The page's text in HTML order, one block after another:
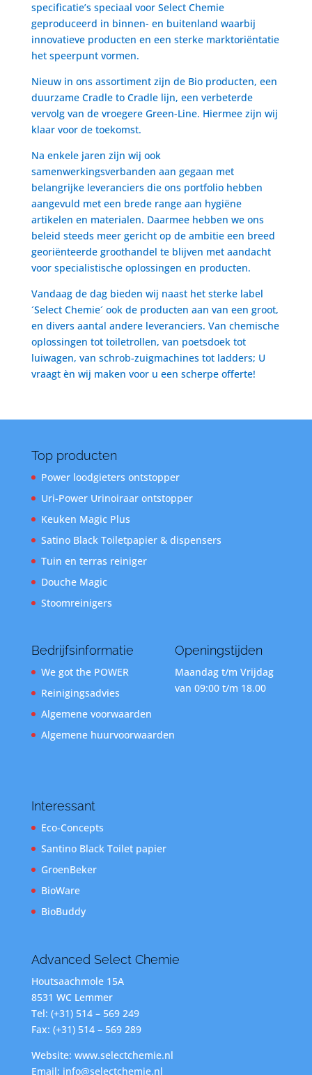
specificatie’s speciaal voor Select Chemie
geproduceerd in binnen- en buitenland waarbij
innovatieve producten en een sterke marktoriëntatie
het speerpunt vormen.
Nieuw in ons assortiment zijn de Bio producten, een
duurzame Cradle to Cradle lijn, een verbeterde
vervolg van de vroegere Green-Line. Hiermee zijn wij
klaar voor de toekomst.
Na enkele jaren zijn wij ook
samenwerkingsverbanden aan gegaan met
belangrijke leveranciers die ons portfolio hebben
aangevuld met een brede range aan hygiëne
artikelen en materialen. Daarmee hebben we ons
beleid steeds meer gericht op de ambitie een breed
georiënteerde groothandel te blijven met aandacht
voor specialistische oplossingen en producten.
Vandaag de dag bieden wij naast het sterke label
´Select Chemie´ ook de producten aan van een groot,
en divers aantal andere leveranciers. Van chemische
oplossingen tot toiletrollen, van poetsdoek tot
luiwagen, van schrob-zuigmachines tot ladders; U
vraagt èn wij maken voor u een scherpe offerte!
Top producten
Power loodgieters ontstopper
Uri-Power Urinoiraar ontstopper
Keuken Magic Plus
Satino Black Toiletpapier & dispensers
Tuin en terras reiniger
Douche Magic
Stoomreinigers
Bedrijfsinformatie
We got the POWER
Reinigingsadvies
Algemene voorwaarden
Algemene huurvoorwaarden
Openingstijden
Maandag t/m Vrijdag
van 09:00 t/m 18.00
Interessant
Eco-Concepts
Santino Black Toilet papier
GroenBeker
BioWare
BioBuddy
Advanced Select Chemie
Houtsaachmole 15A
8531 WC Lemmer
Tel: (+31) 514 – 569 249
Fax: (+31) 514 – 569 289
Website: www.selectchemie.nl
Email: info@selectchemie.nl